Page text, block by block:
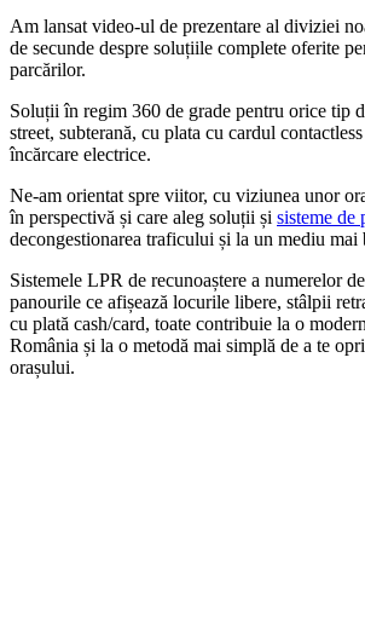
Am lansat video-ul de prezentare al diviziei
de secunde despre soluțiile complete oferite
parcărilor.
Soluții în regim 360 de grade pentru orice tip
street, subterană, cu plata cu cardul
încărcare electrice.
Ne-am orientat spre viitor, cu viziunea unor
în perspectivă și care aleg soluții și sisteme de
decongestionarea traficului și la un mediu mai
Sistemele LPR de recunoaștere a numerelor
panourile ce afișează locurile libere, stâlpii
cu plată cash/card, toate contribuie la o
România și la o metodă mai simplă de a te
orașului.